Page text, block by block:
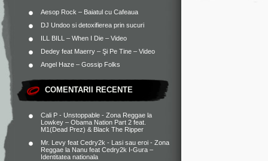
Aesop Rock – Baiatul cu Cafeaua
DJ Undoo si detoxifierea prin sucuri
ILL BILL – When I Die – Video
Dedey feat Maerry – Şi Pe Tine – Video
Angel Haze – Gossip Folks
COMENTARII RECENTE
Cali P - Unstoppable - Zona Reggae la
Lowkey – Obama Nation Part 2 feat.
M1(Dead Prez) & Black The Ripper
Mr. Levy feat Cedry2k - Lasi sau eroi - Zona
Reggae la Nanu feat Cedry2k I-Gura –
Identitatea nationala